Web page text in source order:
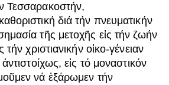
Τεσσαρακοστήν,
διά τήν πνευματικήν
τῆς μετοχῆς εἰς τήν ζωήν
τήν χριστιανικήν οἰκο-γένειαν
εἰς τό μοναστικόν
νά ἐξάρωμεν τήν